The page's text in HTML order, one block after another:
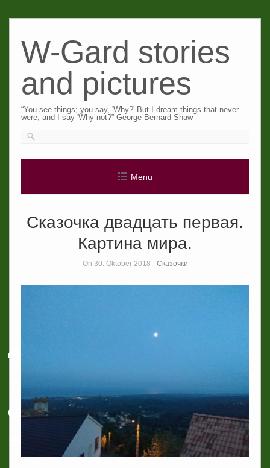
content
W-Gard stories
and pictures
“You see things; you say, 'Why?' But I dream things that never
were; and I say 'Why not?” George Bernard Shaw
Menu
Сказочка двадцать первая.
Картина мира.
On 30. Oktober 2018 - Сказочки